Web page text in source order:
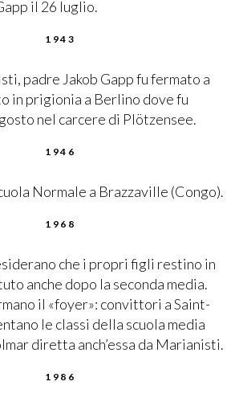
il 26 luglio.
1943
padre Jakob Gapp fu fermato a
in prigionia a Berlino dove fu
nel carcere di Plötzensee.
1946
Normale a Brazzaville (Congo).
1968
che i propri figli restino in
anche dopo la seconda media.
il «foyer»: convittori a Saint-
le classi della scuola media
diretta anch’essa da Marianisti.
1986